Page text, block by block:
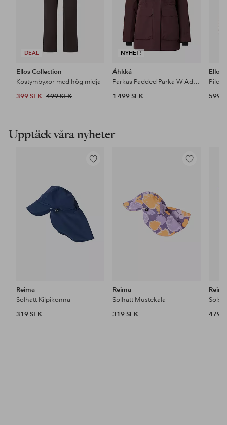
DEAL
Ellos Collection
Kostymbyxor med hög midja
399 SEK 499 SEK
NYHET!
Áhkká
Parkas Padded Parka W Adjustable Waist
1 499 SEK
Ellos
599
Upptäck våra nyheter
Lägg
Reima
Solhatt Kilpikonna
319 SEK
Lägg
Reima
Solhatt Mustekala
319 SEK
479